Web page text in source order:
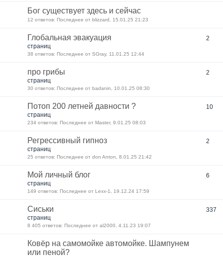
Бог существует здесь и сейчас
12 ответов: Последнее от blizzard, 15.01.25 21:23
Глобальная эвакуация
2
страниц
38 ответов: Последнее от SGray, 11.01.25 12:44
про грибы
2
страниц
30 ответов: Последнее от badanin, 10.01.25 08:30
Потоп 200 летней давности ?
10
страниц
234 ответов: Последнее от Мaster, 9.01.25 08:03
Регрессивный гипноз
2
страниц
25 ответов: Последнее от don Anton, 8.01.25 21:42
Мой личный блог
6
страниц
149 ответов: Последнее от Lexx-1, 19.12.24 17:59
Сиськи
337
страниц
8 405 ответов: Последнее от al2000, 4.11.23 19:07
Ковёр на самомойке автомойке. Шампунем
или пеной?